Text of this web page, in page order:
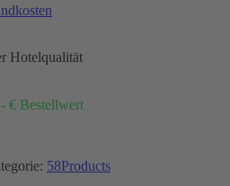
Hotelqualität
€ Bestellwert
58Products